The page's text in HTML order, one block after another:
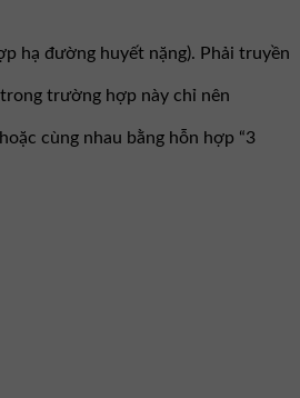
hạ đường huyết nặng). Phải truyền
trường hợp này chỉ nên
cùng nhau bằng hỗn hợp “3